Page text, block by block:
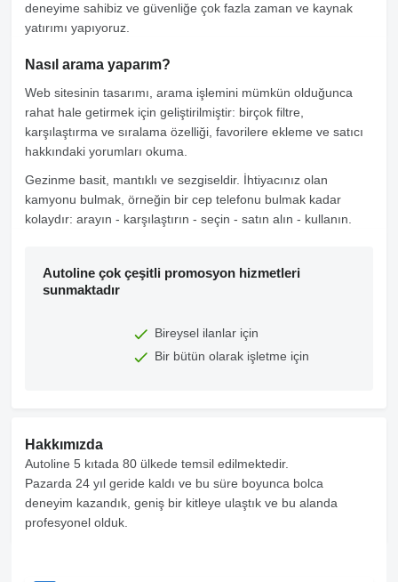
deneyime sahibiz ve güvenliğe çok fazla zaman ve kaynak
yatırımı yapıyoruz.
Nasıl arama yaparım?
Web sitesinin tasarımı, arama işlemini mümkün olduğunca
rahat hale getirmek için geliştirilmiştir: birçok filtre,
karşılaştırma ve sıralama özelliği, favorilere ekleme ve satıcı
hakkındaki yorumları okuma.
Gezinme basit, mantıklı ve sezgiseldir. İhtiyacınız olan
kamyonu bulmak, örneğin bir cep telefonu bulmak kadar
kolaydır: arayın - karşılaştırın - seçin - satın alın - kullanın.
Autoline çok çeşitli promosyon hizmetleri
sunmaktadır
Bireysel ilanlar için
Bir bütün olarak işletme için
Hakkımızda
Autoline 5 kıtada 80 ülkede temsil edilmektedir.
Pazarda 24 yıl geride kaldı ve bu süre boyunca bolca
deneyim kazandık, geniş bir kitleye ulaştık ve bu alanda
profesyonel olduk.